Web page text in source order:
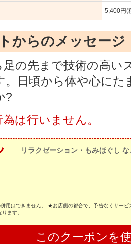
5,400円(
からのメッセージ
の先まで技術の高い
。日頃から体や心に
?
は行いません。
リラクゼーション・もみほぐし
用はできません。 ★お店側の都合で、予告なくサービ
ます。
このクーポンを